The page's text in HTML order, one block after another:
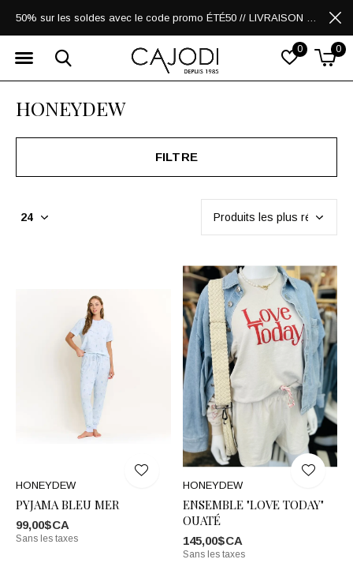
0 0
50% sur les soldes avec le code promo ÉTÉ50 // LIVRAISON GRATUITE POUR LES ACHATS DE 250$ ET PLUS
HONEYDEW
FILTRE
HONEYDEW
PYJAMA BLEU MER
99,00$CA
Sans les taxes
HONEYDEW
ENSEMBLE "LOVE TODAY"
OUATÉ
145,00$CA
Sans les taxes